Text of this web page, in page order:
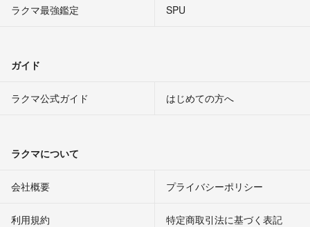
ラクマ最強鑑定
SPU
ガイド
ラクマ公式ガイド はじめての方へ
ラクマについて
会社概要 プライバシーポリシー
利用規約 特定商取引法に基づく表記